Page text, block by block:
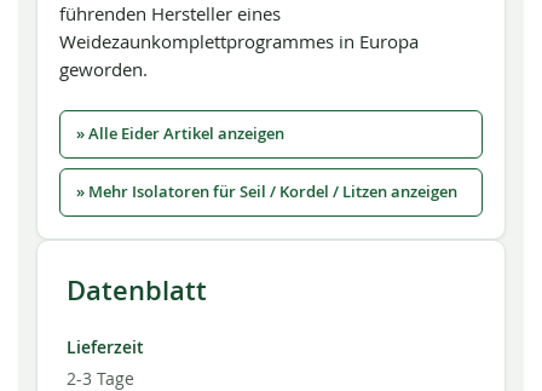
führenden Hersteller eines
Weidezaunkomplettprogrammes in Europa
geworden.
» Alle Eider Artikel anzeigen
» Mehr Isolatoren für Seil / Kordel / Litzen anzeigen
Datenblatt
Lieferzeit
2-3 Tage